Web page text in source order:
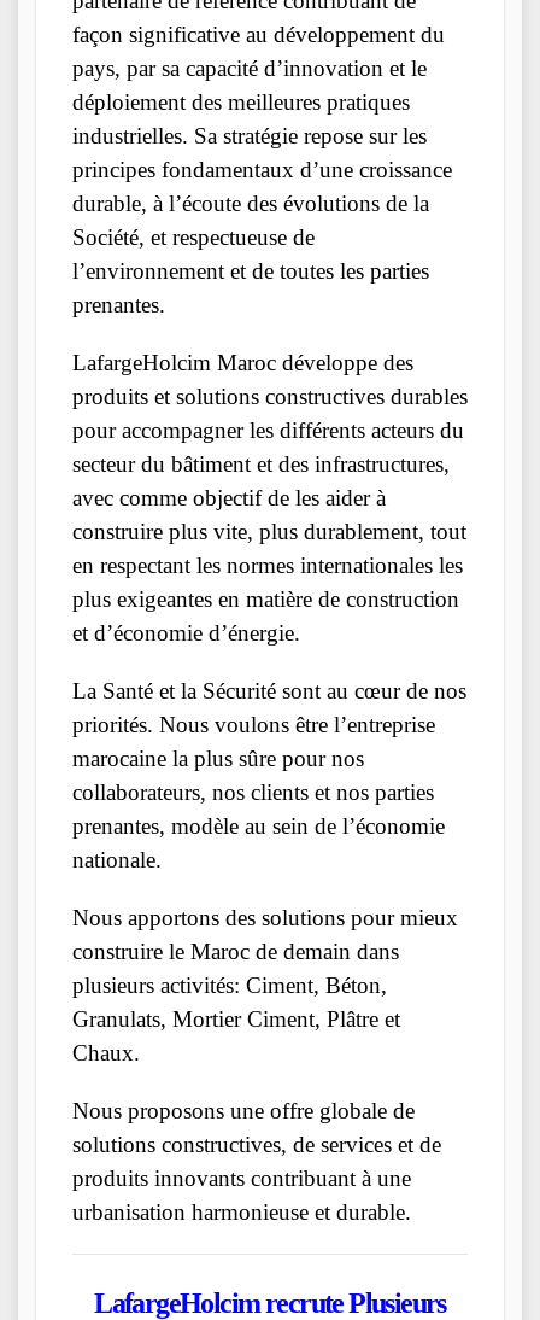
façon significative au développement du
pays, par sa capacité d’innovation et le
déploiement des meilleures pratiques
industrielles. Sa stratégie repose sur les
principes fondamentaux d’une croissance
durable, à l’écoute des évolutions de la
Société, et respectueuse de
l’environnement et de toutes les parties
prenantes.
LafargeHolcim Maroc développe des
produits et solutions constructives durables
pour accompagner les différents acteurs du
secteur du bâtiment et des infrastructures,
avec comme objectif de les aider à
construire plus vite, plus durablement, tout
en respectant les normes internationales les
plus exigeantes en matière de construction
et d’économie d’énergie.
La Santé et la Sécurité sont au cœur de nos
priorités. Nous voulons être l’entreprise
marocaine la plus sûre pour nos
collaborateurs, nos clients et nos parties
prenantes, modèle au sein de l’économie
nationale.
Nous apportons des solutions pour mieux
construire le Maroc de demain dans
plusieurs activités: Ciment, Béton,
Granulats, Mortier Ciment, Plâtre et
Chaux.
Nous proposons une offre globale de
solutions constructives, de services et de
produits innovants contribuant à une
urbanisation harmonieuse et durable.
LafargeHolcimrecrute Plusieurs